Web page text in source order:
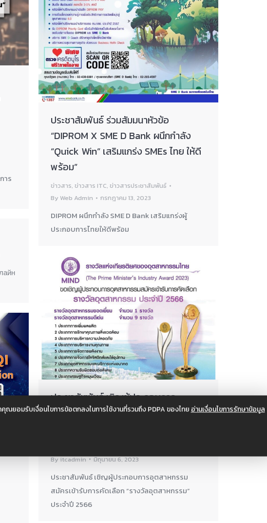
ยอมรับเงื่อนไขการข้อตกลงในการใช้งานที่รวมถึง PDPA ของไทยอ่านเงื่อนไขการรักษาข้อมูล
าร
ประชาสัมพันธ์ ร่วมสัมมนาหัวข้อ
“DIPROM X SME D Bank ผนึกกำลัง
“Quick Win” เสริมแกร่ง SMEs ไทย ให้ดี
พร้อม”
ข่าวสาร, ข่าวสาร ITC, ข่าวสารประชาสัมพันธ์
By Web Admin กรกฎาคม 13, 2023
DIPROM ผนึกกำลัง SME D Bank เสริมแกร่งผู้
ประกอบการไทยให้ดีพร้อม
ประชาสัมพันธ์ เชิญผู้ประกอบการ
อุตสาหกรรม สมัครเข้ารับการคัดเลือก
Byitcadmin มิถุนายน 6, 2023
ประชาสัมพันธ์ เชิญผู้ประกอบการอุตสาหกรรม
สมัครเข้ารับการคัดเลือก “รางวัลอุตสาหกรรม”
ประจำปี 2566